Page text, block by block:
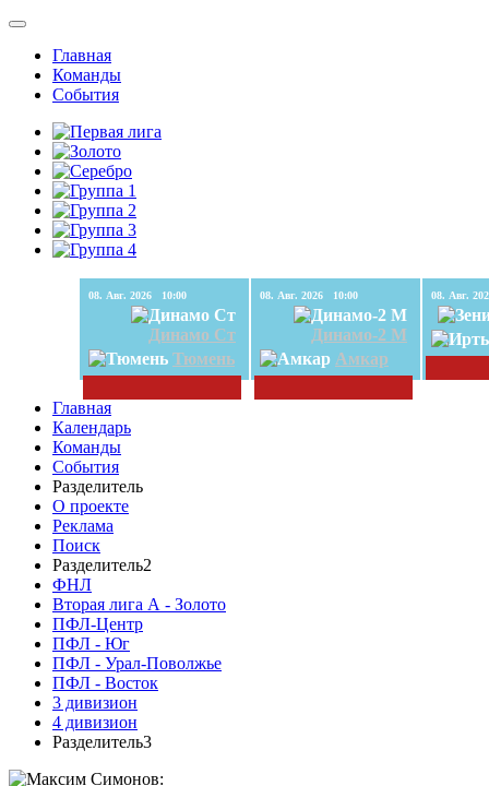
Главная
Команды
События
08. Авг. 2026 10:00
Динамо Ст
Тюмень
08. Авг. 2026 10:00
Динамо-2 М
Амкар
Главная
Календарь
Команды
События
Разделитель
О проекте
Реклама
Поиск
Разделитель2
ФНЛ
Вторая лига А - Золото
ПФЛ-Центр
ПФЛ - Юг
ПФЛ - Урал-Поволжье
ПФЛ - Восток
3 дивизион
4 дивизион
Разделитель3